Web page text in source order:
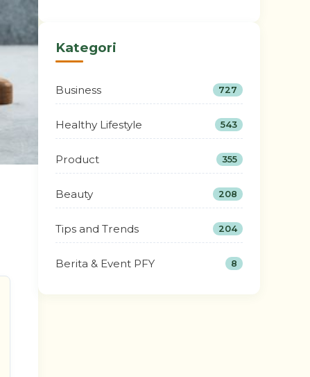
Kategori
Business 727
Healthy Lifestyle 543
Product 355
Beauty 208
Tips and Trends 204
Berita & Event PFY 8